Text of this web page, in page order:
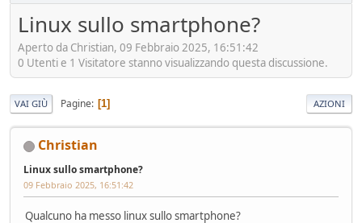
Linux sullo smartphone?
Aperto da Christian, 09 Febbraio 2025, 16:51:42
0 Utenti e 1 Visitatore stanno visualizzando questa discussione.
VAI GIÙ Pagine 1 AZIONI
Christian
Linux sullo smartphone?
09 Febbraio 2025, 16:51:42
Qualcuno ha messo linux sullo smartphone?